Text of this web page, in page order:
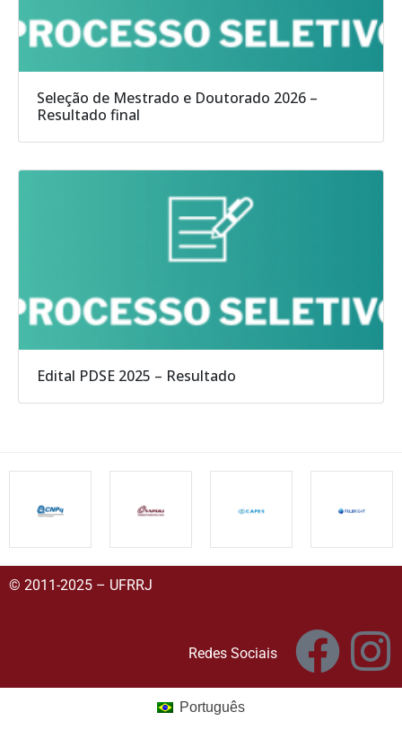
Seleção de Mestrado e Doutorado 2026 –
Resultado final
Edital PDSE 2025 – Resultado
© 2011-2025 – UFRRJ
Redes Sociais
Português